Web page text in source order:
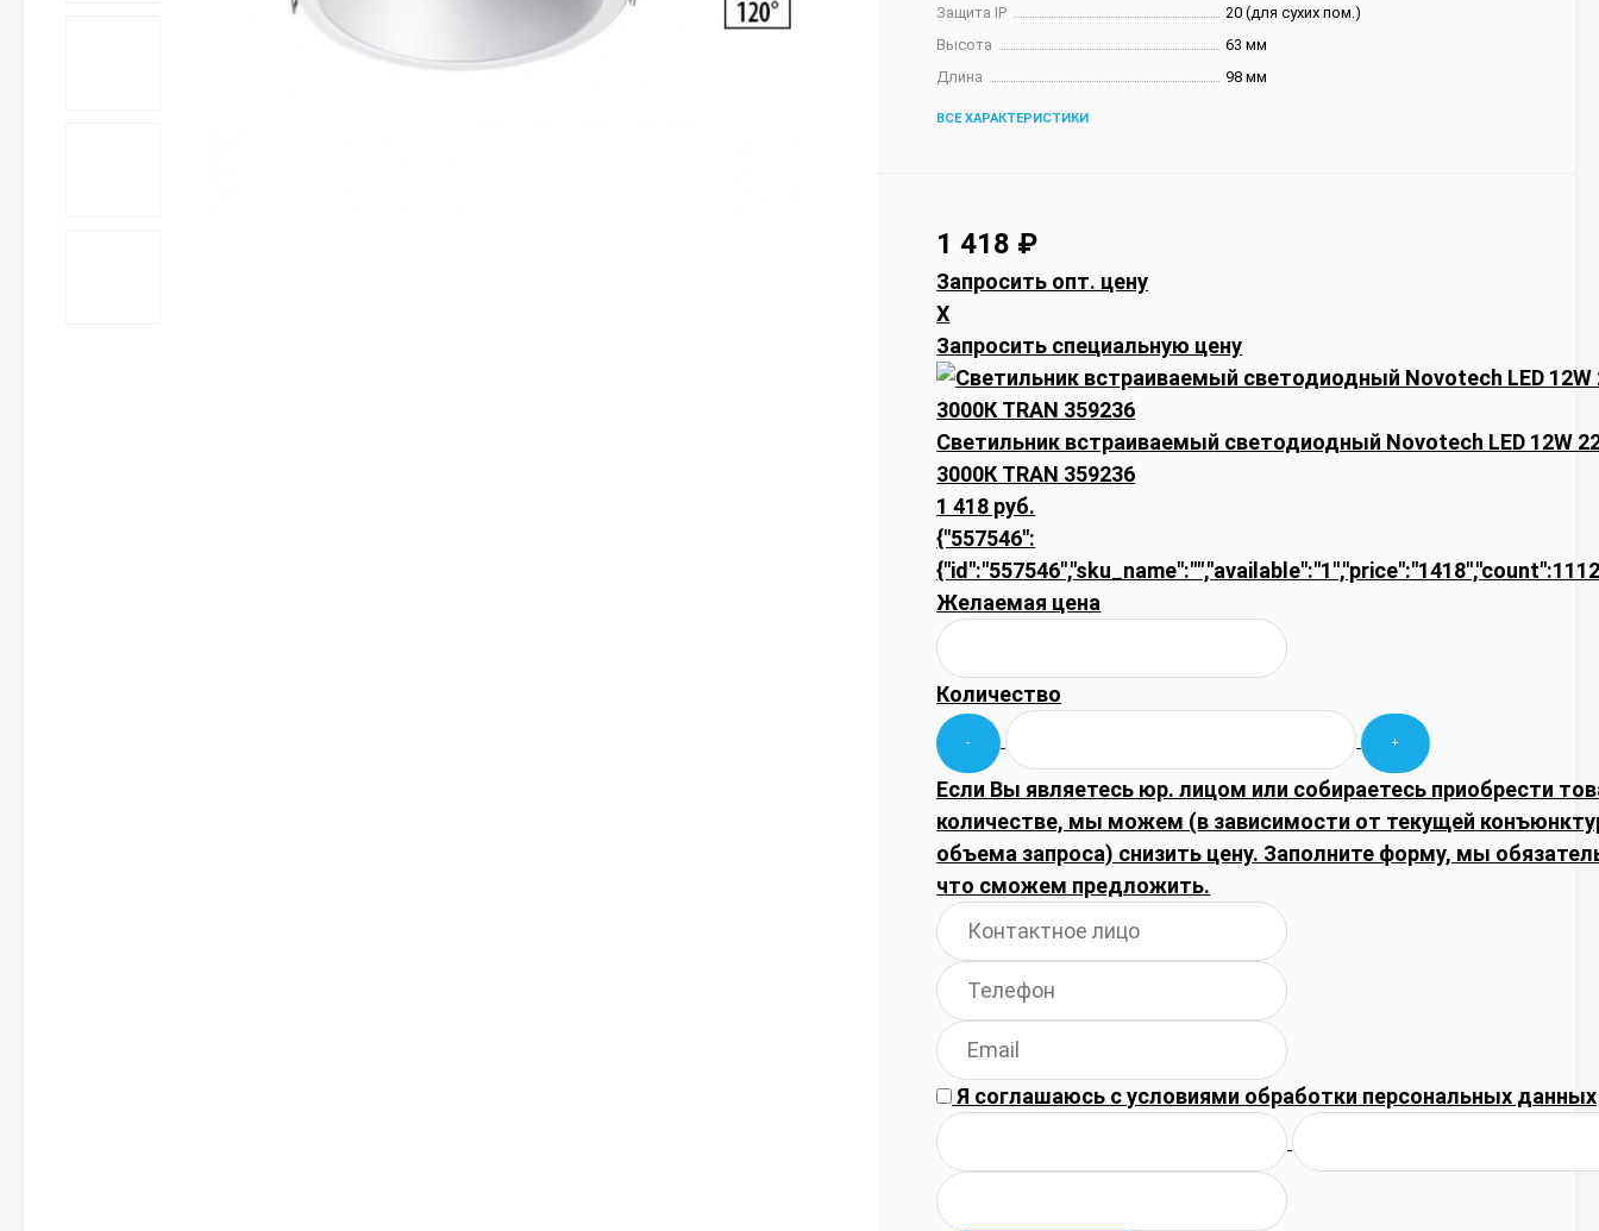
Защита IP
20 (для сухих пом.)
Высота
63 мм
Длина
98 мм
ВСЕ ХАРАКТЕРИСТИКИ
1 418 ₽
Запросить опт. цену
X
Запросить специальную цену
Светильник встраиваемый светодиодный Novotech LED 12W
3000К TRAN 359236
1 418 руб.
{"557546":
Желаемая цена
Количество
Если Вы являетесь юр. лицом или собираетесь приобрести
количестве, мы можем (в зависимости от текущей
объема запроса) снизить цену. Заполните форму, мы
что сможем предложить.
Я соглашаюсь сусловиями обработки персональных данных